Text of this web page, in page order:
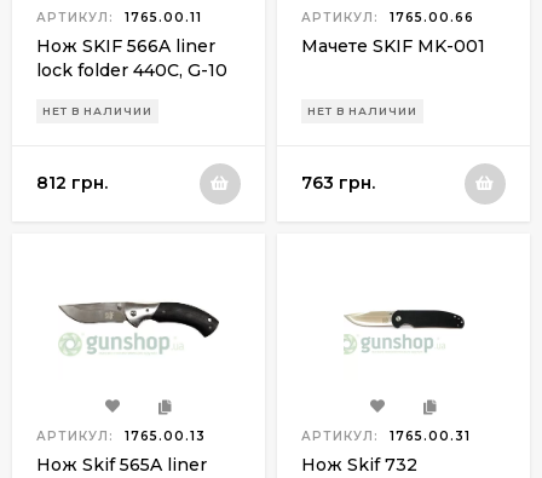
АРТИКУЛ: 1765.00.11
Нож SKIF 566A liner
lock folder 440C, G-10
НЕТ В НАЛИЧИИ
812 грн.
АРТИКУЛ: 1765.00.66
Мачете SKIF MK-001
НЕТ В НАЛИЧИИ
763 грн.
АРТИКУЛ: 1765.00.13
Нож Skif 565A liner
АРТИКУЛ: 1765.00.31
Нож Skif 732